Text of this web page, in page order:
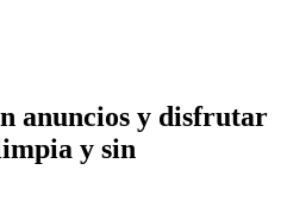
anuncios y disfrutar
y sin